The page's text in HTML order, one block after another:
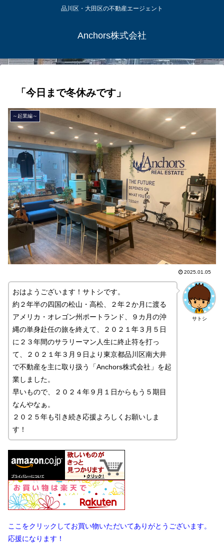
品川区・大田区の不動産エージェント
Anchors株式会社
「今日まで冬休みです」
～起業編～
2025.01.05
サトシ
おはようございます！サトシです。
約２年半の四国の松山・高松、２年２か月に渡る
アメリカ・オレゴン州ポートランド、９カ月の沖
縄の単身赴任の旅を終えて、２０２１年３月５日
に２３年間のサラリーマン人生に終止符を打っ
て、２０２１年３月９日より東京都品川区南大井
で不動産を主に取り扱う「Anchors株式会社」を起
業しました。
早いもので、２０２４年９月１日からもう５期目
なんやなぁ。
２０２５年も引き続き応援よろしくお願いしま
す！
ここをクリックしてお買い物いただいてありがとうございます。
応援になります！